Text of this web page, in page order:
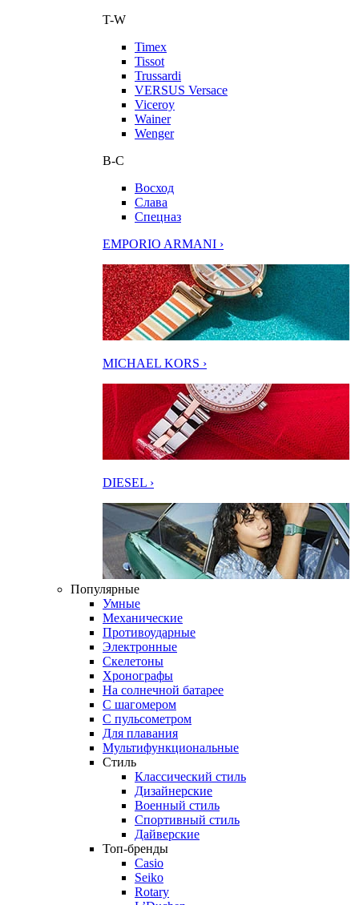
T-W
Timex
Tissot
Trussardi
VERSUS Versace
Viceroy
Wainer
Wenger
В-С
Восход
Слава
Спецназ
EMPORIO ARMANI ›
MICHAEL KORS ›
DIESEL ›
Популярные
Умные
Механические
Противоударные
Электронные
Скелетоны
Хронографы
На солнечной батарее
С шагомером
С пульсометром
Для плавания
Мультифункциональные
Стиль
Классический стиль
Дизайнерские
Военный стиль
Спортивный стиль
Дайверские
Топ-бренды
Casio
Seiko
Rotary